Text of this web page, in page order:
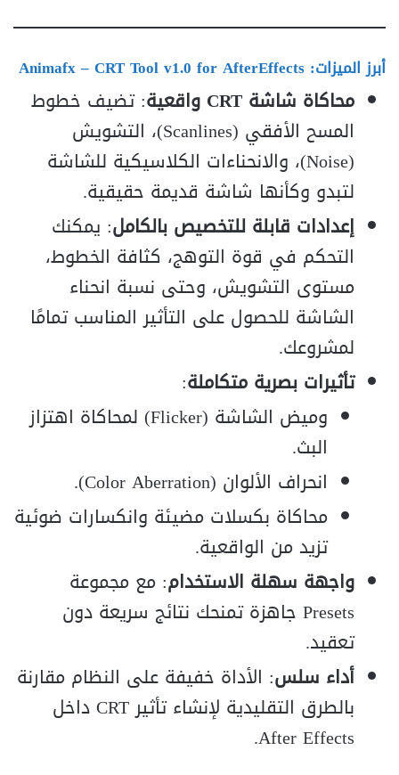
أبرز الميزات: Animafx – CRT Tool v1.0 for AfterEffects
محاكاة شاشة CRT واقعية
: تضيف خطوط
المسح الأفقي (Scanlines)، التشويش
(Noise)، والانحناءات الكلاسيكية للشاشة
لتبدو وكأنها شاشة قديمة حقيقية.
إعدادات قابلة للتخصيص بالكامل: يمكنك
التحكم في قوة التوهج، كثافة الخطوط،
مستوى التشويش، وحتى نسبة انحناء
الشاشة للحصول على التأثير المناسب تمامًا
لمشروعك.
تأثيرات بصرية متكاملة:
وميض الشاشة (Flicker) لمحاكاة اهتزاز
البث.
انحراف الألوان (Color Aberration).
محاكاة بكسلات مضيئة وانكسارات ضوئية
تزيد من الواقعية.
واجهة سهلة الاستخدام: مع مجموعة
Presets جاهزة تمنحك نتائج سريعة دون
تعقيد.
أداء سلس: الأداة خفيفة على النظام مقارنة
بالطرق التقليدية لإنشاء تأثير CRT داخل
After Effects.